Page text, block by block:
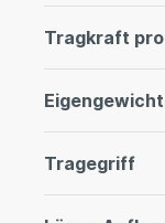
Tragkraft
Tragegriff